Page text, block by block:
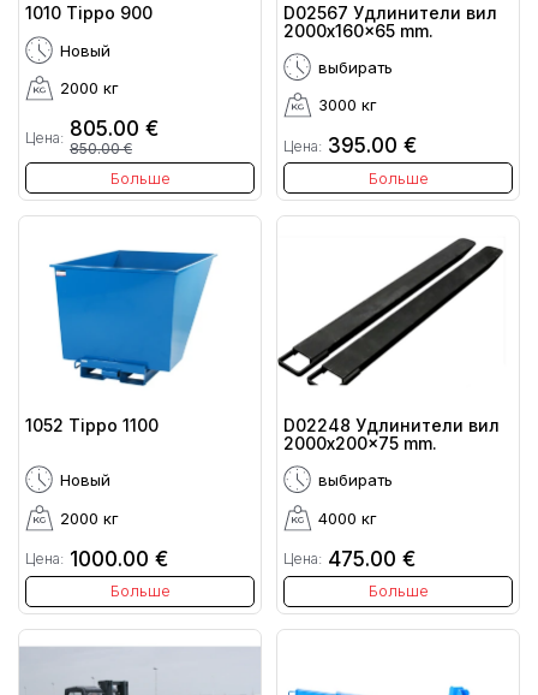
1010 Tippo 900
Новый
2000 кг
Цена: 805.00 €
850.00 €
Больше
D02567 Удлинители вил
2000x160x65 mm.
выбирать
3000 кг
Цена: 395.00 €
Больше
1052 Tippo 1100
Новый
2000 кг
Цена: 1000.00 €
Больше
D02248 Удлинители вил
2000x200x75 mm.
выбирать
4000 кг
Цена: 475.00 €
Больше